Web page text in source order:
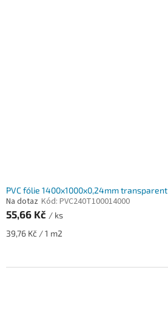
PVC fólie 1400x1000x0,24mm transparent
Na dotaz Kód: PVC240T100014000
55,66 Kč / ks
Měrná
39,76 Kč / 1 m2